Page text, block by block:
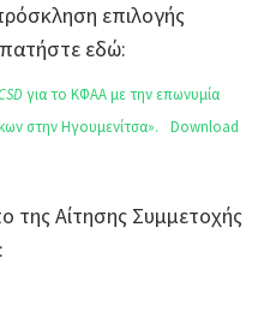
επιλογής
εδώ:
για το ΚΦΑΑ με την επωνυμία
στην Ηγουμενίτσα».
Download
της Αίτησης Συμμετοχής